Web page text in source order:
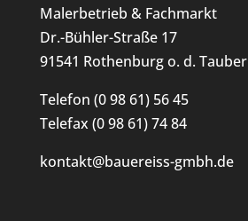
Malerbetrieb & Fachmarkt
Dr.-Bühler-Straße 17
91541 Rothenburg o. d. Tauber
Telefon (0 98 61) 56 45
Telefax (0 98 61) 74 84
kontakt@bauereiss-gmbh.de